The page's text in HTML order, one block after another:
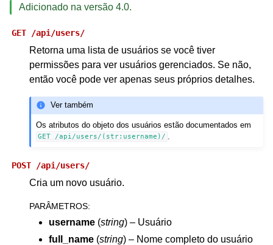
Adicionado na versão 4.0.
GET /api/users/
Retorna uma lista de usuários se você tiver
permissões para ver usuários gerenciados. Se não,
então você pode ver apenas seus próprios detalhes.
Ver também
Os atributos do objeto dos usuários estão documentados em
GET /api/users/(str:username)/
POST /api/users/
Cria um novo usuário.
PARÂMETROS:
username (string) – Usuário
full_name (string) – Nome completo do usuário